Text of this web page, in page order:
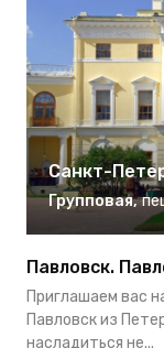
Санкт-
Групповая,
Павловск.
Приглашаем вас
Павловск из
насладиться не...